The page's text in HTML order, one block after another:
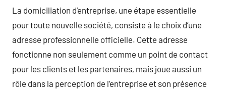
La domiciliation d’entreprise, une étape essentielle
pour toute nouvelle société, consiste à le choix d’une
adresse professionnelle officielle. Cette adresse
fonctionne non seulement comme un point de contact
pour les clients et les partenaires, mais joue aussi un
rôle dans la perception de l’entreprise et son présence